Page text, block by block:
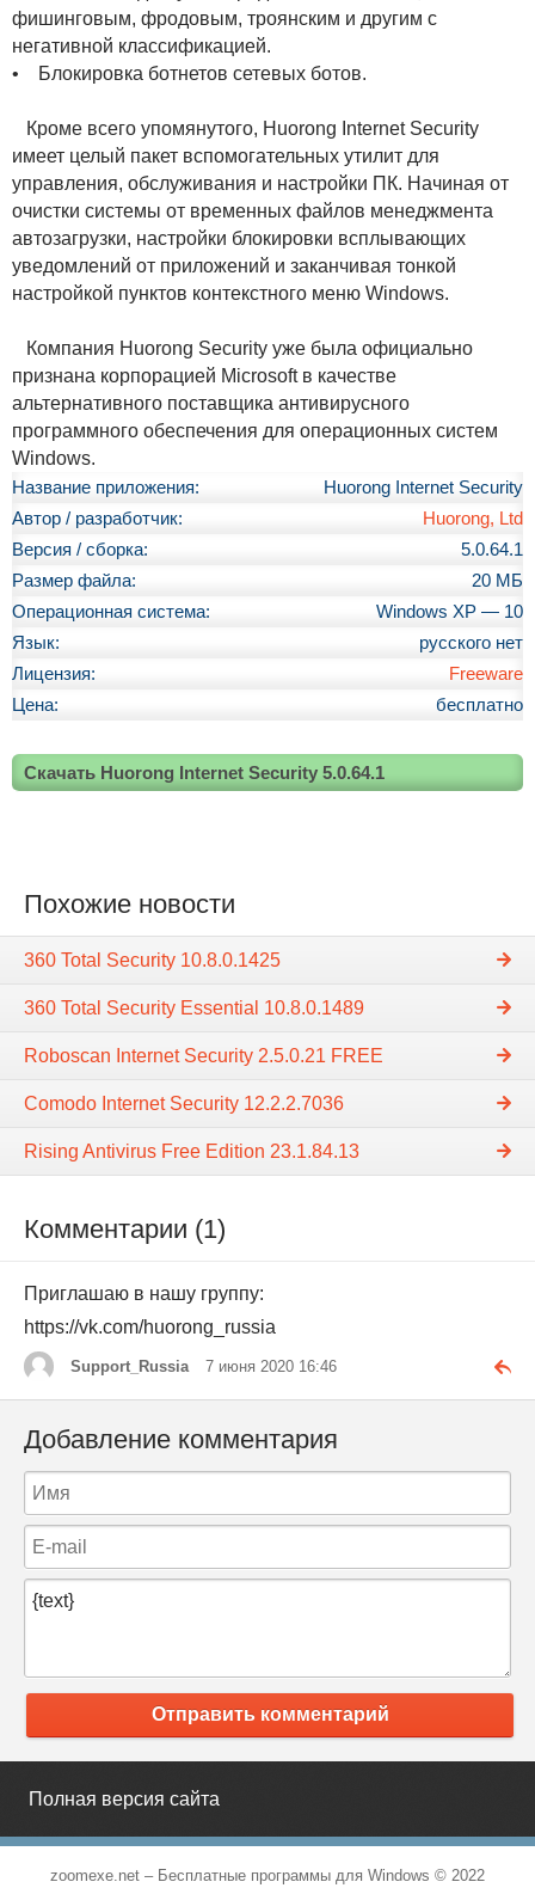
фишинговым, фродовым, троянским и другим с
негативной классификацией.
• Блокировка ботнетов сетевых ботов.
Кроме всего упомянутого, Huorong Internet Security
имеет целый пакет вспомогательных утилит для
управления, обслуживания и настройки ПК. Начиная от
очистки системы от временных файлов менеджмента
автозагрузки, настройки блокировки всплывающих
уведомлений от приложений и заканчивая тонкой
настройкой пунктов контекстного меню Windows.
Компания Huorong Security уже была официально
признана корпорацией Microsoft в качестве
альтернативного поставщика антивирусного
программного обеспечения для операционных систем
Windows.
Название приложения:
Huorong Internet Security
Автор / разработчик:
Huorong, Ltd
Версия / сборка:
5.0.64.1
Размер файла:
20 МБ
Операционная система:
Windows XP — 10
Язык:
русского нет
Лицензия:
Freeware
Цена:
бесплатно
Скачать Huorong Internet Security 5.0.64.1
Похожие новости
360 Total Security 10.8.0.1425
360 Total Security Essential 10.8.0.1489
Roboscan Internet Security 2.5.0.21 FREE
Comodo Internet Security 12.2.2.7036
Rising Antivirus Free Edition 23.1.84.13
Комментарии (1)
Приглашаю в нашу группу:
https://vk.com/huorong_russia
Support_Russia 7 июня 2020 16:46
Добавление комментария
Отправить комментарий
Полная версия сайта
zoomexe.net – Бесплатные программы для Windows © 2022